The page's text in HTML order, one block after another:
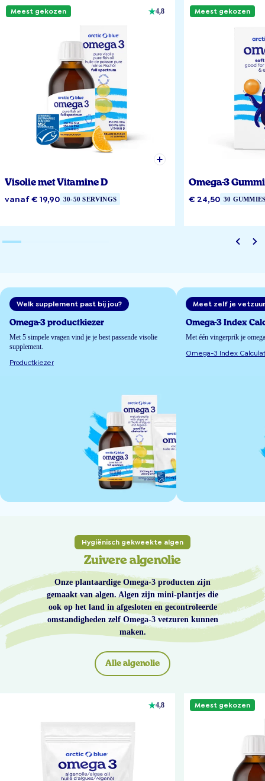
Meest gekozen 4,8
Visolie met Vitamine D
vanaf € 19,90 30-50 SERVINGS
Meest gekozen
Omega-3
€ 24,50 30
Welk supplement past bij jou?
Omega-3 productkiezer
Met 5 simpele vragen vind je je best passende visolie
supplement.
Productkiezer
Meet zelf je
Omega-3 Index
Met één vingerprik je
Omega-3 Index
Hygiënisch gekweekte algen
Zuivere algenolie
Onze plantaardige Omega-3 producten zijn
gemaakt van algen. Algen zijn mini-plantjes die
ook op het land in afgesloten en gecontroleerde
omstandigheden zelf Omega-3 vetzuren kunnen
maken.
Alle algenolie
4,8 Meest gekozen